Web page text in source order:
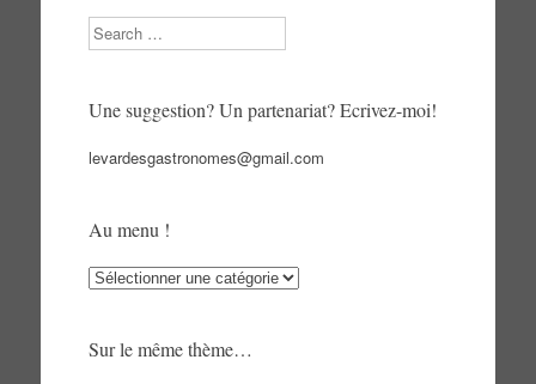
Search
Une suggestion? Un partenariat? Ecrivez-moi!
levardesgastronomes@gmail.com
Au menu !
Au
Sur le même thème…